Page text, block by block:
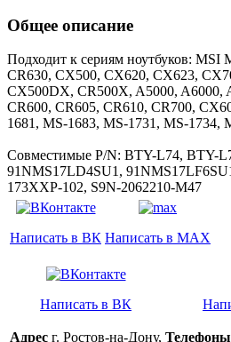
Общее описание
Подходит к сериям ноутбуков: MSI
CR630, CX500, CX620, CX623,
CX500DX, CR500X, A5000, A6000,
CR600, CR605, CR610, CR700,
1681, MS-1683, MS-1731, MS-1734,
Совместимые P/N: BTY-L74, BTY-
91NMS17LD4SU1,
173XXP-102, S9N-2062210-M47
Написать в ВК Написать в MAX
Написать в ВК
Адрес г. Ростов-на-Дону, Телефоны